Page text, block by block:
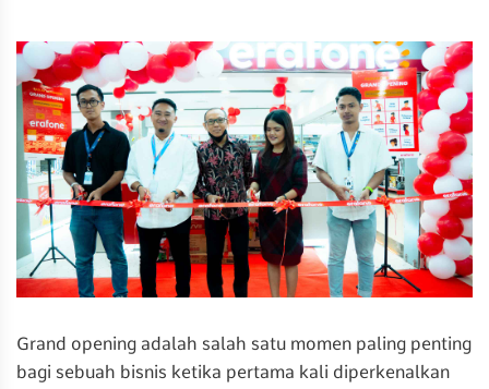
Grand opening adalah salah satu momen paling penting
bagi sebuah bisnis ketika pertama kali diperkenalkan